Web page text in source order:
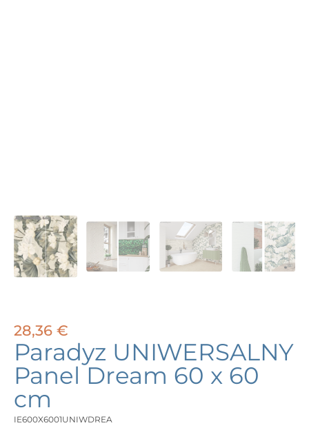
28,36 €
Paradyz UNIWERSALNY
Panel Dream 60 x 60
cm
IE600X6001UNIWDREA